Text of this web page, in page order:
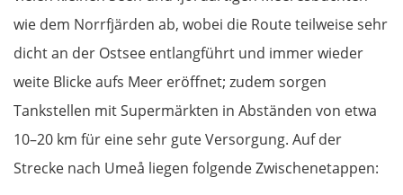
wie dem Norrfjärden ab, wobei die Route teilweise sehr
dicht an der Ostsee entlangführt und immer wieder
weite Blicke aufs Meer eröffnet; zudem sorgen
Tankstellen mit Supermärkten in Abständen von etwa
10–20 km für eine sehr gute Versorgung. Auf der
Strecke nach Umeå liegen folgende Zwischenetappen:
Oldenburg
Bremen